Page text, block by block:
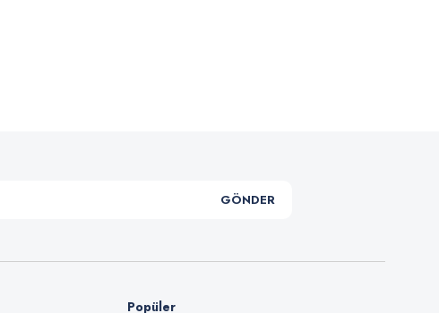
GÖNDER
Popüler